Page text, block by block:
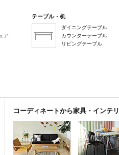
ア
テーブル・机
ダイニングテーブル
カウンターテーブル
リビングテーブル
コーディネートから家具・インテ